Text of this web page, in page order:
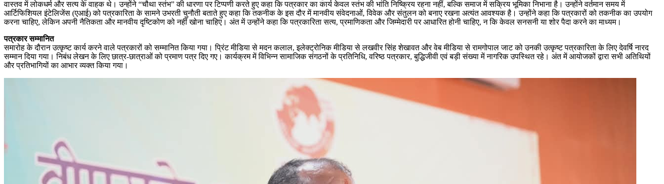
वास्तव में लोकधर्म और सत्य के वाहक थे। उन्होंने “चौथा स्तंभ” की धारणा पर टिप्पणी करते हुए कहा कि पत्रकार का कार्य केवल स्तंभ की भांति निष्क्रिय रहना नहीं, बल्कि समाज में सक्रिय भूमिका निभाना है। उन्होंने वर्तमान समय में
आर्टिफिशियल इंटेलिजेंस (एआई) को पत्रकारिता के सामने उभरती चुनौती बताते हुए कहा कि तकनीक के इस दौर में मानवीय संवेदनाओं, विवेक और संतुलन को बनाए रखना अत्यंत आवश्यक है। उन्होंने कहा कि पत्रकारों को तकनीक का उपयोग
करना चाहिए, लेकिन अपनी नैतिकता और मानवीय दृष्टिकोण को नहीं खोना चाहिए। अंत में उन्होंने कहा कि पत्रकारिता सत्य, प्रमाणिकता और जिम्मेदारी पर आधारित होनी चाहिए, न कि केवल सनसनी या शोर पैदा करने का माध्यम।
पत्रकार सम्मानित
समारोह के दौरान उत्कृष्ट कार्य करने वाले पत्रकारों को सम्मानित किया गया। प्रिंट मीडिया से मदन कलाल, इलेक्ट्रोनिक मीडिया से लखवीर सिंह शेखावत और वेब मीडिया से रामगोपाल जाट को उनकी उत्कृष्ट पत्रकारिता के लिए देवर्षि नारद
सम्मान दिया गया। निबंध लेखन के लिए छात्र-छात्राओं को प्रमाण पत्र दिए गए। कार्यक्रम में विभिन्न सामाजिक संगठनों के प्रतिनिधि, वरिष्ठ पत्रकार, बुद्धिजीवी एवं बड़ी संख्या में नागरिक उपस्थित रहे। अंत में आयोजकों द्वारा सभी अतिथियों
और प्रतिभागियों का आभार व्यक्त किया गया।